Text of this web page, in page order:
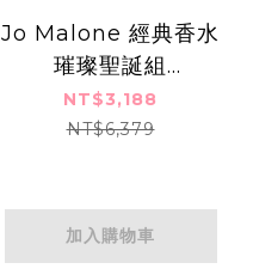
Jo Malone 經典香水
璀璨聖誕組
(100ml+木質擴香擺
飾)-多款
NT$3,188
NT$6,379
加入購物車